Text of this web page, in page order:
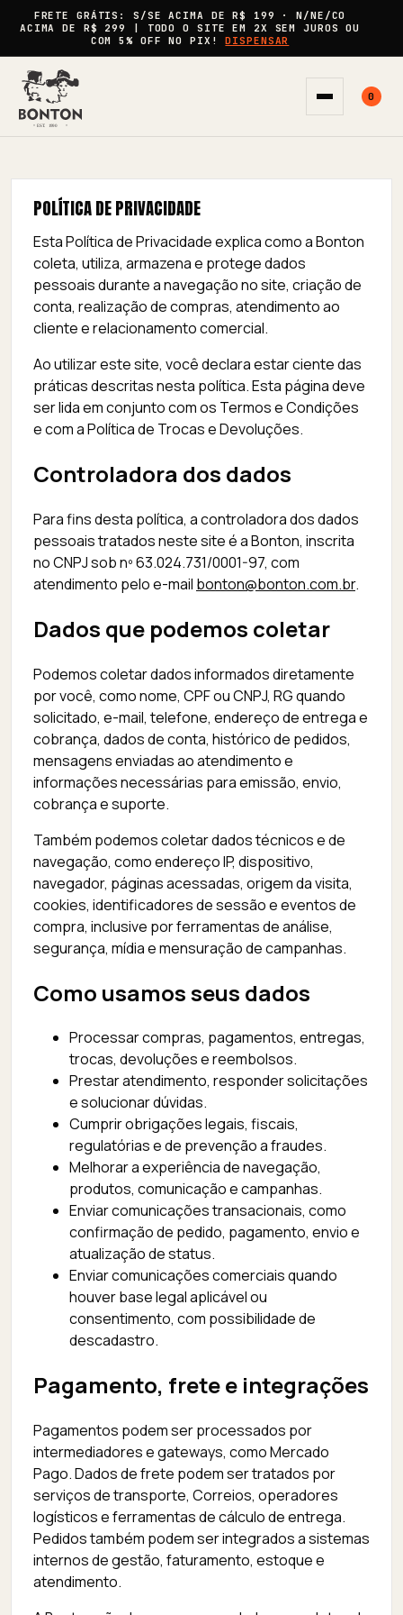
FRETE GRÁTIS: S/SE ACIMA DER$ 199
· N/NE/CO
ACIMA DE R$ 299 | TODO O SITE EM 2X SEM JUROS
OU
COM5% OFF NO PIX!DISPENSAR
Abrir menu
0
POLÍTICA DE PRIVACIDADE
Esta Política de Privacidade explica como a Bonton
coleta, utiliza, armazena e protege dados
pessoais durante a navegação no site, criação de
conta, realização de compras, atendimento ao
cliente e relacionamento comercial.
Ao utilizar este site, você declara estar ciente das
práticas descritas nesta política. Esta página deve
ser lida em conjunto com os Termos e Condições
e com a Política de Trocas e Devoluções.
Controladora dos dados
Para fins desta política, a controladora dos dados
pessoais tratados neste site é a Bonton, inscrita
no CNPJ sob nº 63.024.731/0001-97, com
atendimento pelo e-mail bonton@bonton.com.br.
Dados que podemos coletar
Podemos coletar dados informados diretamente
por você, como nome, CPF ou CNPJ, RG quando
solicitado, e-mail, telefone, endereço de entrega e
cobrança, dados de conta, histórico de pedidos,
mensagens enviadas ao atendimento e
informações necessárias para emissão, envio,
cobrança e suporte.
Também podemos coletar dados técnicos e de
navegação, como endereço IP, dispositivo,
navegador, páginas acessadas, origem da visita,
cookies, identificadores de sessão e eventos de
compra, inclusive por ferramentas de análise,
segurança, mídia e mensuração de campanhas.
Como usamos seus dados
Processar compras, pagamentos, entregas,
trocas, devoluções e reembolsos.
Prestar atendimento, responder solicitações
e solucionar dúvidas.
Cumprir obrigações legais, fiscais,
regulatórias e de prevenção a fraudes.
Melhorar a experiência de navegação,
produtos, comunicação e campanhas.
Enviar comunicações transacionais, como
confirmação de pedido, pagamento, envio e
atualização de status.
Enviar comunicações comerciais quando
houver base legal aplicável ou
consentimento, com possibilidade de
descadastro.
Pagamento, frete e integrações
Pagamentos podem ser processados por
intermediadores e gateways, como Mercado
Pago. Dados de frete podem ser tratados por
serviços de transporte, Correios, operadores
logísticos e ferramentas de cálculo de entrega.
Pedidos também podem ser integrados a sistemas
internos de gestão, faturamento, estoque e
atendimento.